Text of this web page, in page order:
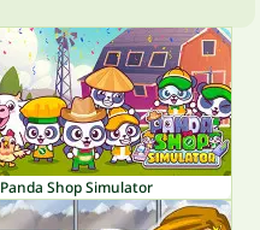
Panda Shop Simulator